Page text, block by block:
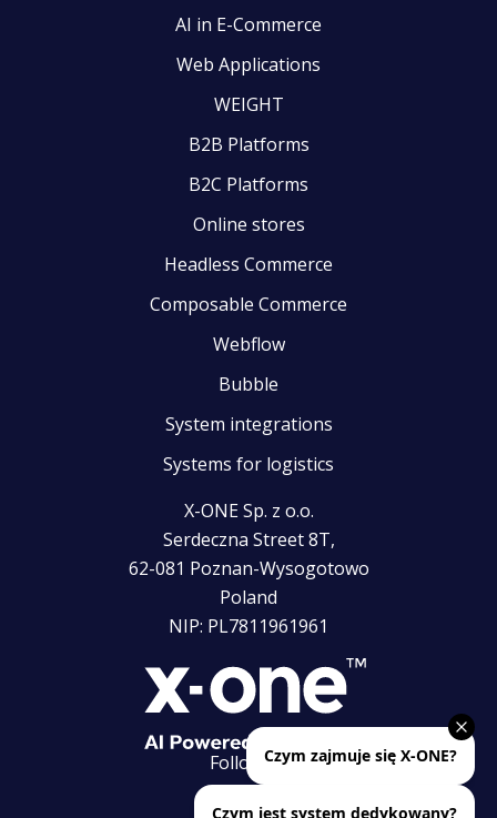
AI in E-Commerce
Web Applications
WEIGHT
B2B Platforms
B2C Platforms
Online stores
Headless Commerce
Composable Commerce
Webflow
Bubble
System integrations
Systems for logistics
X-ONE Sp. z o.o.
Serdeczna Street 8T,
62-081 Poznan-Wysogotowo
Poland
NIP: PL7811961961
Follow us